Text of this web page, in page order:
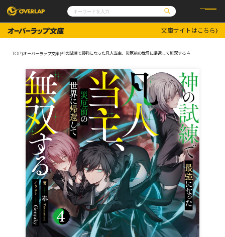
コミックガルド
コミッククリエ
文庫
ノベルス
その他
コミックエッセイ
ポケットモンスター
アニメ
ゲーム
通販・NEWS
OVERLAP STORE
オーバーラップ広報室
企業
会社概要
採用情報
アクセス
オーバーラップホールディングス
お問い合わせはこちら
オーバーラップ文庫
オーバーラップノベルス
オーバーラップノベルスf
文庫サイトはこちら
TOP オーバーラップ文庫 神の試練で最強になった凡人当主、災厄前の世界に帰還して無双する 4